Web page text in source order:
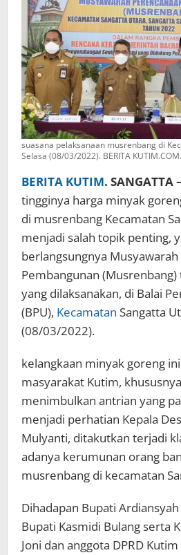
suasana pelaksanaan musrenbang di
Selasa (08/03/2022). BERITA
BERITA KUTIM. SANGATTA –
tingginya harga minyak
di musrenbang Kecamatan
menjadi salah topik penting,
berlangsungnya Musyawarah
Pembangunan
yang dilaksanakan, di Balai
(BPU), Kecamatan Sangatta
(08/03/2022).
kelangkaan minyak goreng
masyarakat Kutim,
menimbulkan antrian yang
menjadi perhatian Kepala
Mulyanti, ditakutkan terjadi
adanya kerumunan orang
musrenbang di kecamatan
Dihadapan Bupati
Bupati Kasmidi Bulang serta
Joni dan anggota DPRD